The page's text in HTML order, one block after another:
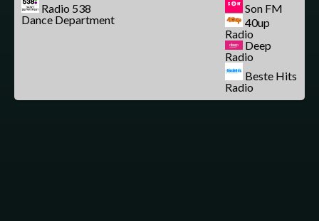
Radio 538
Dance Department
Son FM
40up
Radio
Deep
Radio
Beste Hits
Radio